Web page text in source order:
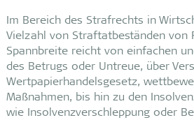
Im Bereich des Strafrechts in
Vielzahl von Straftatbeständen von
Spannbreite reicht von einfachen
des Betrugs oder Untreue, über
Wertpapierhandelsgesetz,
Maßnahmen, bis hin zu den
wie Insolvenzverschleppung oder